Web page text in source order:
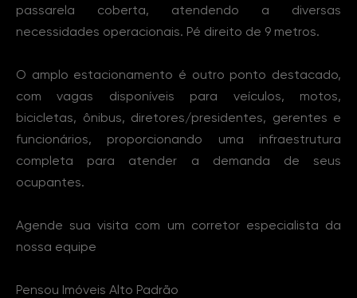
passarela coberta, atendendo a diversas
necessidades operacionais. Pé direito de 9 metros.
O amplo estacionamento é outro ponto destacado,
com vagas disponíveis para veículos, motos,
bicicletas, ônibus, diretores/presidentes, gerentes e
funcionários, proporcionando uma infraestrutura
completa para atender a demanda de seus
ocupantes.
Agende sua visita com um corretor especialista da
nossa equipe
Pensou Imóveis Alto Padrão